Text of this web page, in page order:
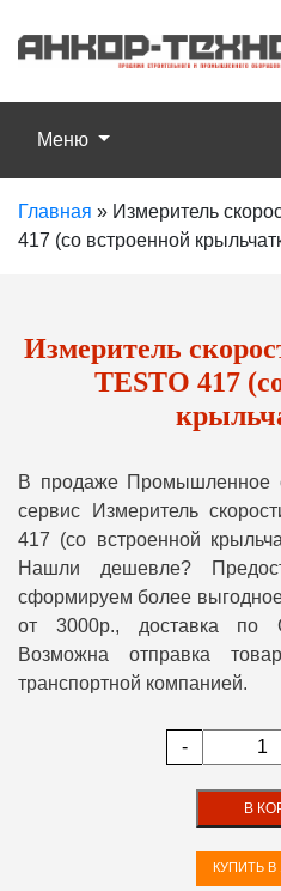
Меню
Главная » Измеритель
417 (со встроенной
Измеритель
TESTO 417
В продаже Промышленное
сервис Измеритель
417 (со встроенной
Нашли дешевле?
сформируем более
от 3000р., доставка
Возможна отправка
транспортной компанией.
-
В
КУПИТЬ В